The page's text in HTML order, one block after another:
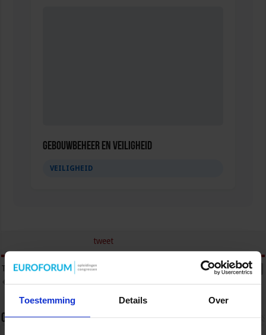
Toestemming Details Over
Gebouwbeheer en veiligheid
VEILIGHEID
tweet
Tags CYBER AANVALLEN CYBERCRIME
CYBERCRISIS
DIGITALE WEERBAARHEID
Over sbo